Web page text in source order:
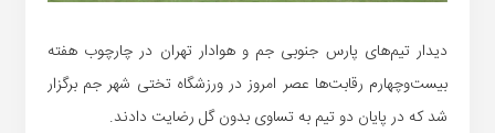
دیدار تیم‌های پارس جنوبی جم و هوادار تهران در چارچوب هفته
بیست‌وچهارم رقابت‌ها عصر امروز در ورزشگاه تختی شهر جم برگزار
شد که در پایان دو تیم به تساوی بدون گل رضایت دادند.